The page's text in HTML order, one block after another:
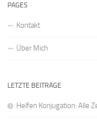
PAGES
Kontakt
Über Mich
LETZTE BEITRÄGE
Helfen Konjugation: Alle